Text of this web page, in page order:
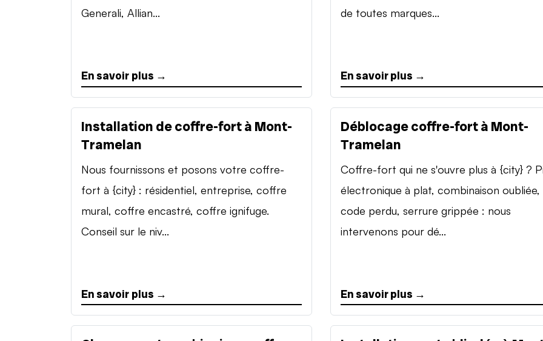
Generali, Allian...
En savoir plus →
de toutes marques...
En savoir plus →
Installation de coffre-fort à Mont-
Tramelan
Nous fournissons et posons votre coffre-
fort à {city} : résidentiel, entreprise, coffre
mural, coffre encastré, coffre ignifuge.
Conseil sur le niv...
En savoir plus →
Déblocage coffre-fort à Mont-
Tramelan
Coffre-fort qui ne s'ouvre plus à {city} ?
électronique à plat, combinaison oubliée,
code perdu, serrure grippée : nous
intervenons pour dé...
En savoir plus →